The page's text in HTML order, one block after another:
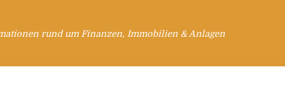
rund um Finanzen, Immobilien & Anlagen